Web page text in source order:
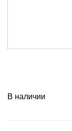
В наличии